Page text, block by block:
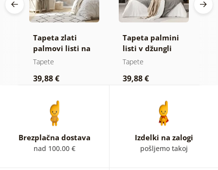
Tapeta zlati
palmovi listi na
bež ozadju
Tapete
39,88 €
Tapeta palmini
listi v džungli
Tapete
39,88 €
Brezplačna dostava
nad 100.00 €
Izdelki na zalogi
pošljemo takoj